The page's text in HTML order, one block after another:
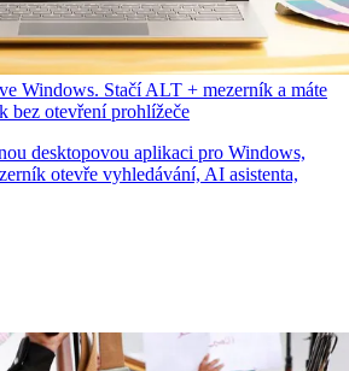
Windows. Stačí ALT + mezerník a máte
bez otevření prohlížeče
desktopovou aplikaci pro Windows,
otevře vyhledávání, AI asistenta,